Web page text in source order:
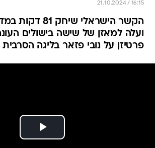
21.10.2024 / 16:15
הקשר הישראלי שיחק
פרטיזן על נובי פזאר בליגה הסרבית